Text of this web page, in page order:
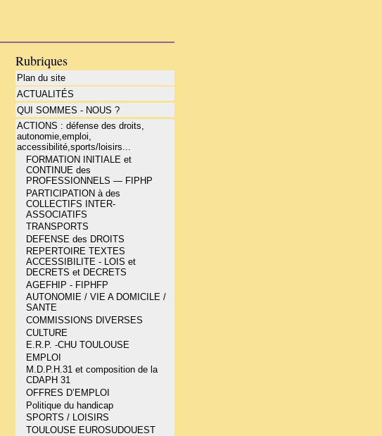
Rubriques
Plan du site
ACTUALITÉS
QUI SOMMES - NOUS ?
ACTIONS : défense des droits,
autonomie,emploi,
accessibilité,sports/loisirs...
FORMATION INITIALE et
CONTINUE des
PROFESSIONNELS — FIPHP
PARTICIPATION à des
COLLECTIFS INTER-
ASSOCIATIFS
TRANSPORTS
DEFENSE des DROITS
REPERTOIRE TEXTES
ACCESSIBILITE - LOIS et
DECRETS et DECRETS
AGEFHIP - FIPHFP
AUTONOMIE / VIE A DOMICILE /
SANTE
COMMISSIONS DIVERSES
CULTURE
E.R.P. -CHU TOULOUSE
EMPLOI
M.D.P.H.31 et composition de la
CDAPH 31
OFFRES D’EMPLOI
Politique du handicap
SPORTS / LOISIRS
TOULOUSE EUROSUDOUEST